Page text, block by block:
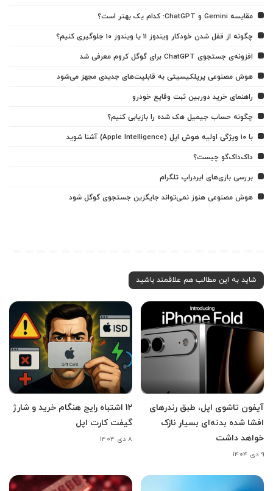
مقایسه Gemini و ChatGPT: کدام یک بهتر است؟
چگونه از قفل شدن خودکار ویندوز 11 یا ویندوز 10 جلوگیری کنیم؟
افزونه‌ی جستجوی ChatGPT برای گوگل کروم معرفی شد
هوش مصنوعی پرپلکیسیتی به قابلیت‌های جدیدی مجهز می‌شود
راهنمای خرید دوربین ثبت وقایع خودرو
چگونه حساب جیمیل هک شده را بازیابی کنیم؟
با ۱۰ ویژگی اولیه هوش اپل (Apple Intelligence) آشنا شوید
داک‌داک‌گو چیست؟
بررسی بازی‌های ایردراپ تلگرام
هوش مصنوعی هنوز نمی‌تواند جایگزین جستجوی گوگل شود
شاید به این مطالب هم علاقمند باشید
آیفون تاشوی اپل، طبق رندرهای
افشا شده بدنه‌ای بسیار نازک
خواهد داشت
۹ دی ۱۴۰۴
12 اشتباه رایج هنگام خرید و شارژ
گیفت کارت اپل
۸ دی ۱۴۰۴